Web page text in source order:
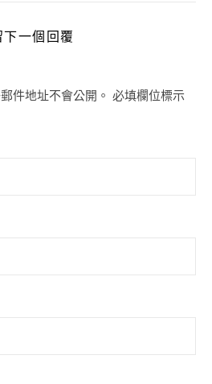
下一個回覆
件地址不會公開。 必填欄位標示